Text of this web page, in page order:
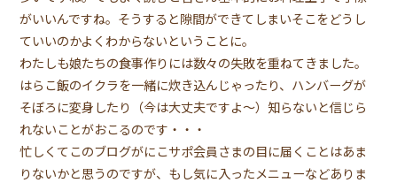
がいいんですね。そうすると隙間ができてしまいそこをどうし
ていいのかよくわからないということに。
わたしも娘たちの食事作りには数々の失敗を重ねてきました。
はらこ飯のイクラを一緒に炊き込んじゃったり、ハンバーグが
そぼろに変身したり（今は大丈夫ですよ〜）知らないと信じら
れないことがおこるのです・・・
忙しくてこのブログがにこサポ会員さまの目に届くことはあま
りないかと思うのですが、もし気に入ったメニューなどありま